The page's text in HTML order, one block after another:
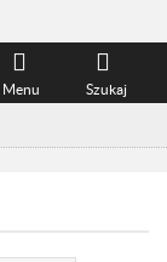
Szukaj
Menu